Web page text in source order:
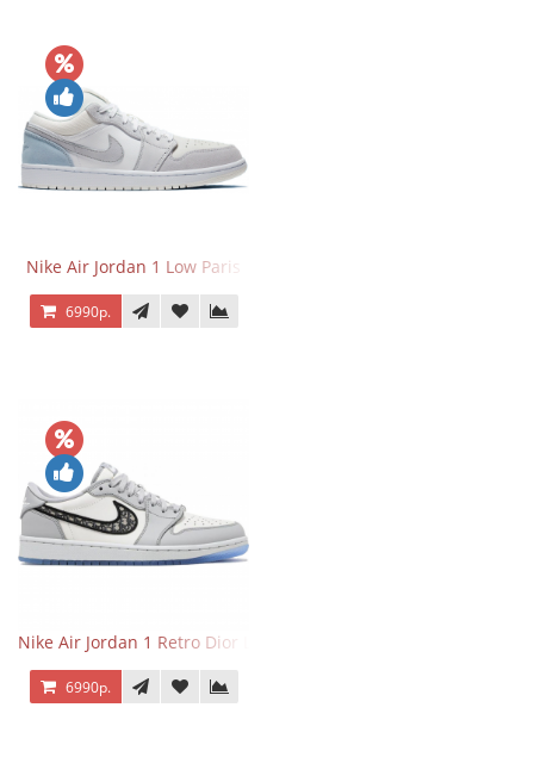
Nike Air Jordan 1 Low Paris
6990р.
Nike Air Jordan 1 Retro Dior Low
6990р.